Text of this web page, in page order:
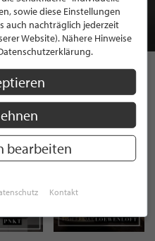
AUF
sowie diese Einstellungen
auch nachträglich jederzeit
Website). Nähere Hinweise
bearbeiten
Kontakt